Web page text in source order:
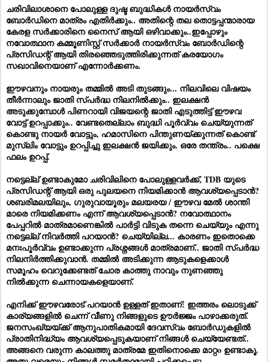
ചരിവിലാശാനെ പോലുള്ള ദുഷ്ട ബുദ്ധികൾ നായർസ്വം
ബോർഡിനെ മാത്രം എതിർക്കും.. അതിന്റെ തല തൊട്ടപ്പന്മാരായ
കേരള സർക്കാരിനെ നൈസ് ആയി ഒഴിവാക്കും..ഇപ്പോഴും
നവോത്ഥാന കമ്മൂണിസ്റ്റ് സർക്കാർ നായർസ്വം ബോർഡിന്റെ
പ്രസിഡന്റ് ആയി തിരഞ്ഞെടുത്തിരിക്കുന്നത് കരയോഗം
സഖാവിനെയാണ് എന്നോർക്കണം.
ഈഴവനും നായരും തമ്മിൽ അടി തുടങ്ങും... നിലവിലെ വിഷയം
തീർന്നാലും ജാതി സ്പർദ്ധ നിലനിൽക്കും.. ഇലക്ഷൻ
അടുക്കുമ്പോൾ പിണറായി വിജയന്റെ ജാതി എടുത്തിട്ട് ഈഴവ
വോട്ട് ഉറപ്പാക്കും.. വേണ്ടതെല്ലാം ബുദ്ധി പൂർവ്വം ചെയ്യുന്നത്
കൊണ്ടു നായർ വോട്ടും, ഹമാസിനെ പിന്തുണയ്ക്കുന്നത് കൊണ്ട്
മുസ്ലിം വോട്ടും ഉറപ്പിച്ചു ഇലക്ഷൻ ജയിക്കും. ഒരേ തന്ത്രം.. പക്ഷെ
ഫലം ഉറപ്പ്.
നട്ടെല്ല് ഉണ്ടാകുമോ ചരിവിലിനെ പോലുള്ളവർക്ക്‌, TDB യുടെ
പ്രസിഡന്റ് ആയി ഒരു പുലയനെ നിയമിക്കാൻ ആവശ്യപ്പെടാൻ?
ശബരിമലയിലും, ഗുരുവായൂരും മലയരയ / ഈഴവ മേൽ ശാന്തി
മാരെ നിയമിക്കണം എന്ന് ആവശ്യപ്പെടാൻ? നവോത്ഥാനം
പേപ്പറിൽ മാത്രമാണെങ്കിൽ പാർട്ടി വിടുക തന്നെ ചെയ്യും എന്നു
നട്ടെല്ല് നിവർത്തി പറയാൻ? ചെയ്യില്ല... കാരണം ഇതൊക്കെ
മനഃപൂർവ്വം ഉണ്ടാക്കുന്ന പ്രശ്നങ്ങൾ മാത്രമാണ്.. ജാതി സ്പർദ്ധ
നിലനിർത്തിക്കുവാൻ. തമ്മിൽ അടിക്കുന്ന ആടുകളെക്കാൾ
സമൂഹം വെറുക്കേണ്ടത് ചോര കാത്തു നാവും നുണഞ്ഞു
നിൽക്കുന്ന ചെന്നായകളെയാണ്.
എനിക്ക് ഈഴവരോട് പറയാൻ ഉള്ളത് ഇതാണ്: ഇത്തരം ലൊടുക്ക്
കാര്യങ്ങളിൽ ചെന്ന് വീണു നിങ്ങളുടെ ഊർജ്ജം പാഴാക്കരുത്.
ജനസംഖ്യയ്ക്ക് ആനുപാതികമായി ദേവസ്വം ബോർഡുകളിൽ
പ്രാതിനിദ്ധ്യം ആവശ്യപ്പെടുകയാണ് നിങ്ങൾ ചെയ്യേണ്ടത്..
അങ്ങനെ വരുന്ന കാലത്തു മാത്രമേ ഇതിനൊക്കെ മാറ്റo ഉണ്ടാകൂ.